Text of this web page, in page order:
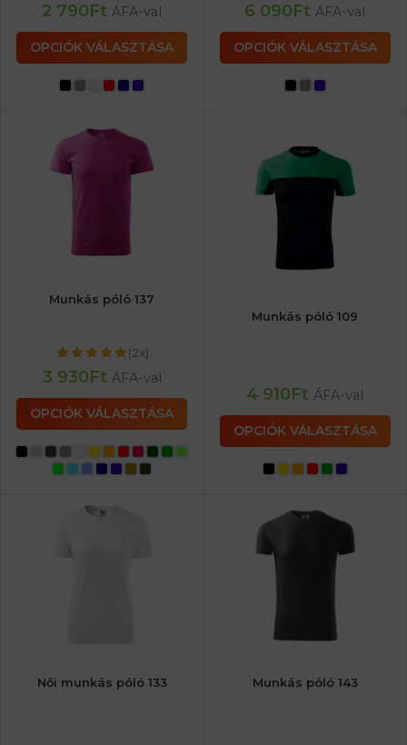
2 790Ft ÁFA-val
OPCIÓK VÁLASZTÁSA
6 090Ft ÁFA-val
OPCIÓK VÁLASZTÁSA
Munkás póló 137
(2x)
3 930Ft ÁFA-val
OPCIÓK VÁLASZTÁSA
Munkás póló 109
4 910Ft ÁFA-val
OPCIÓK VÁLASZTÁSA
Női munkás póló 133 Munkás póló 143